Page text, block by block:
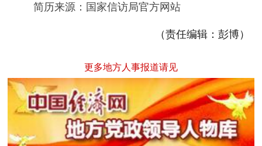
简历来源：国家信访局官方网站
（责任编辑：彭博）
更多地方人事报道请见